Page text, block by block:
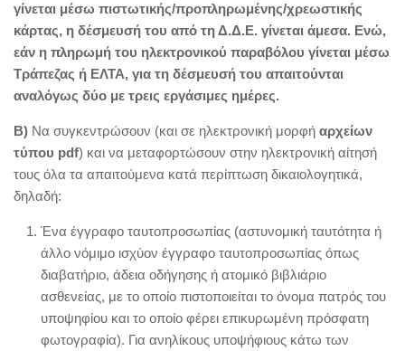
γίνεται μέσω πιστωτικής/προπληρωμένης/χρεωστικής
κάρτας, η δέσμευσή του από τη Δ.Δ.Ε. γίνεται άμεσα. Ενώ,
εάν η πληρωμή του ηλεκτρονικού παραβόλου γίνεται μέσω
Τράπεζας ή ΕΛΤΑ, για τη δέσμευσή του απαιτούνται
αναλόγως δύο με τρεις εργάσιμες ημέρες.
Β) Να συγκεντρώσουν (και σε ηλεκτρονική μορφή αρχείων
τύπου pdf) και να μεταφορτώσουν στην ηλεκτρονική αίτησή
τους όλα τα απαιτούμενα κατά περίπτωση δικαιολογητικά,
δηλαδή:
Ένα έγγραφο ταυτοπροσωπίας (αστυνομική ταυτότητα ή
άλλο νόμιμο ισχύον έγγραφο ταυτοπροσωπίας όπως
διαβατήριο, άδεια οδήγησης ή ατομικό βιβλιάριο
ασθενείας, με το οποίο πιστοποιείται το όνομα πατρός του
υποψηφίου και το οποίο φέρει επικυρωμένη πρόσφατη
φωτογραφία). Για ανηλίκους υποψήφιους κάτω των